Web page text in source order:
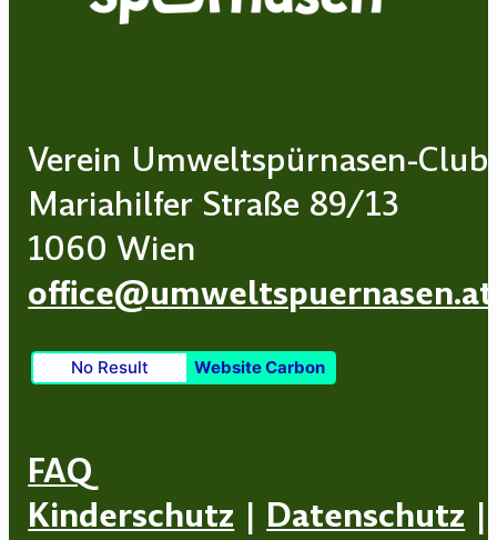
Verein Umweltspürnasen-Club
Mariahilfer Straße 89/13
1060 Wien
office@umweltspuernasen.at
No Result Website Carbon
FAQ
Kinderschutz | Datenschutz |